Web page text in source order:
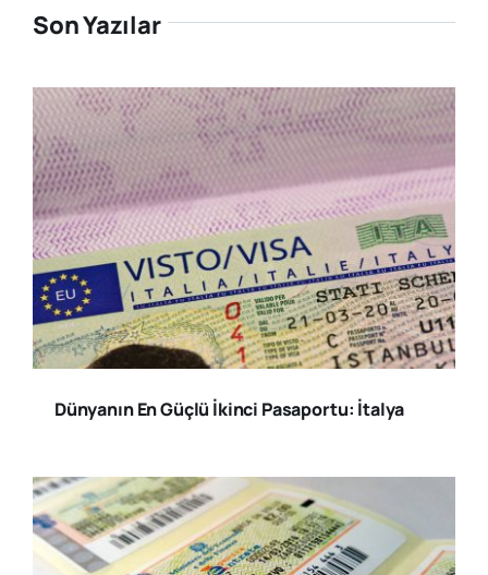
Son Yazılar
Dünyanın En Güçlü İkinci Pasaportu: İtalya